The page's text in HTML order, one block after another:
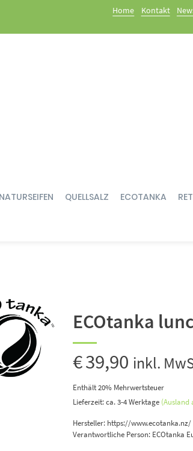
Home Kontakt
NATURSEIFEN QUELLSALZ ECOTANKA
ECOtanka
€39,90 inkl.
Enthält 20% Mehrwertsteuer
Lieferzeit: ca. 3-4 Werktage (Ausland
Hersteller: https://www.ecotanka.nz/
Verantwortliche Person: ECOtanka